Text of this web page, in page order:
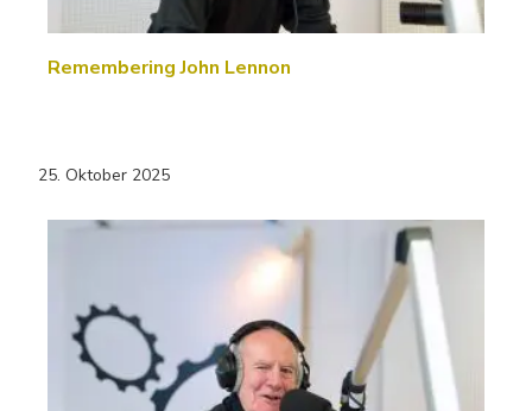
Remembering John Lennon
25. Oktober 2025